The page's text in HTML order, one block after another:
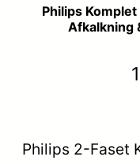
Philips
Afkalkning
Philips 2-Faset